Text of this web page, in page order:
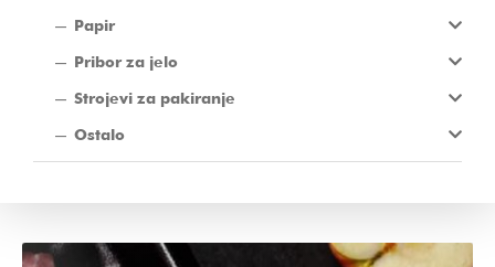
Papir
Pribor za jelo
Strojevi za pakiranje
Ostalo